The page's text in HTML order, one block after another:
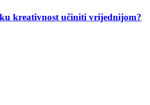
kreativnost učiniti vrijednijom?